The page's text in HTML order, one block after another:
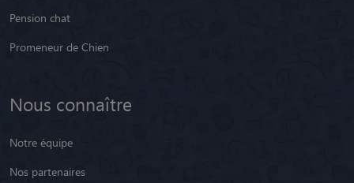
Pension chat
Promeneur de Chien
Nous connaître
Notre équipe
Nos partenaires